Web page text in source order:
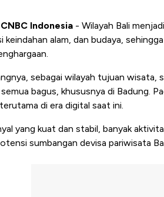
Indonesia - Wilayah Bali
keindahan alam, dan budaya,
sebagai wilayah tujuan wisata,
bagus, khususnya di Badung.
di era digital saat ini.
yang kuat dan stabil, banyak
sumbangan devisa pariwisata